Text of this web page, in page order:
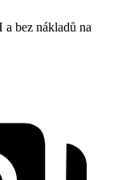
bez nákladů na